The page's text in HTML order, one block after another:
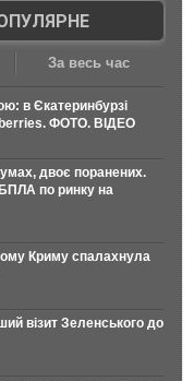
За весь час
в Єкатеринбурзі
ФОТО. ВІДЕО
двоє поранених.
по ринку на
Криму спалахнула
візит Зеленського до